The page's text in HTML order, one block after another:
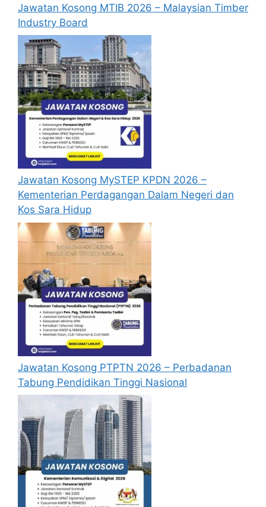
Jawatan Kosong MTIB 2026 – Malaysian Timber
Industry Board
Jawatan Kosong MySTEP KPDN 2026 –
Kementerian Perdagangan Dalam Negeri dan
Kos Sara Hidup
Jawatan Kosong PTPTN 2026 – Perbadanan
Tabung Pendidikan Tinggi Nasional